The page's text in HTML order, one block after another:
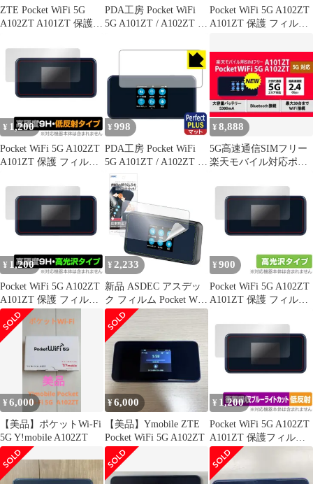
ZTE Pocket WiFi 5G
A102ZT A101ZT 保護
同等の 高硬度9H ブル
ーライトカット クリア
光沢タイプ 改訂版
PDA工房 Pocket WiFi
5G A101ZT / A102ZT /
PerfectShield 保護 フィ
日本製
Pocket WiFi 5G A102ZT
A101ZT 保護 フィルム
ット ワイファイ 5G 液
晶保護 傷修復 耐指紋
指紋防止 コーティング
¥ 1,200
Pocket WiFi 5G A102ZT
A101ZT 保護 フィルム
ケット ワイファイ 5G
9H 高硬度 反射防止
¥ 998
PDA工房 Pocket WiFi
5G A101ZT / A102ZT /
A401ZT 対応
PerfectShield Plus 保護
フィルム 反射低減 防指
紋 日本製
¥8,888
5G高速通信SIMフリー
楽天モバイル対応ポケ
テリー
¥ 1,200
Pocket WiFi 5G A102ZT
A101ZT 保護 フィルム
OverLay 9H Brilliant for
ポケット ワイファイ
5G 9H 高硬度 透明 高光
¥ 2,233
新品 ASDEC アスデッ
ク フィルム Pocket WiFi
5G A501ZT / A101ZT /
A102ZT用 アンチグレ
ア カメラ保護 割れない
さらさら 日本製 マット
反射防止 指紋防
止/NGB-A501ZT-Z
¥ 900
Pocket WiFi 5G A102ZT
A101ZT 保護 フィルム
ケット ワイファイ 5G
液晶保護 指紋がつきに
くい 指紋防止 高光沢
¥6,000
【美品】ポケットWi-Fi
5G Y!mobile A102ZT
¥6,000
【美品】Ymobile ZTE
Pocket WiFi 5G A102ZT
¥ 1,200
Pocket WiFi 5G A102ZT
A101ZT 保護フィルム
OverLay Absorber 低反
射 for ポケット ワイフ
ァイ 5G 衝撃吸収 反射